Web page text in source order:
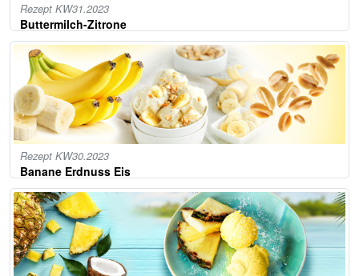
Rezept KW31.2023
Buttermilch-Zitrone
Rezept KW30.2023
Banane Erdnuss Eis